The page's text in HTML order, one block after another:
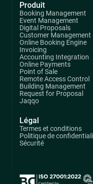
Produit
Booking Management
Event Management
Digital Proposals
Customer Management
Online Booking Engine
Invoicing
Accounting Integration
Online Payments
Point of Sale
Remote Access Control
Building Management
Request for Proposal
Jaqqo
Légal
Termes et conditions
Politique de
Sécurité